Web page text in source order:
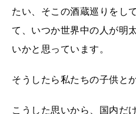
たい、そこの酒蔵巡りをし
て、いつか世界中の人が明
いかと思っています。
そうしたら私たちの子供と
こうした思いから、国内だ